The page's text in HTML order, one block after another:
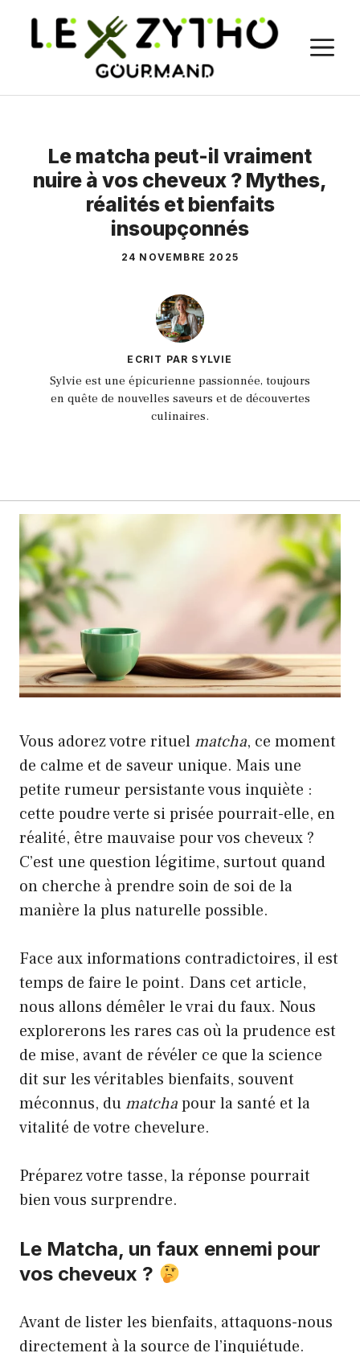
Le matcha peut-il vraiment
nuire à vos cheveux ? Mythes,
réalités et bienfaits
insoupçonnés
24 NOVEMBRE 2025
ECRIT PAR SYLVIE
Sylvie est une épicurienne passionnée, toujours
en quête de nouvelles saveurs et de découvertes
culinaires.
Vous adorez votre rituelmatcha, ce moment
de calme et de saveur unique. Mais une
petite rumeur persistante vous inquiète :
cette poudre verte si prisée pourrait-elle, en
réalité, être mauvaise pour vos cheveux ?
C’est une question légitime, surtout quand
on cherche à prendre soin de soi de la
manière la plus naturelle possible.
Face aux informations contradictoires, il est
temps de faire le point. Dans cet article,
nous allons démêler le vrai du faux. Nous
explorerons les rares cas où la prudence est
de mise, avant de révéler ce que la science
dit sur les véritables bienfaits, souvent
méconnus, dumatchapour la santé et la
vitalité de votre chevelure.
Préparez votre tasse, la réponse pourrait
bien vous surprendre.
Le Matcha, un faux ennemi pour
vos cheveux ?
Avant de lister les bienfaits, attaquons-nous
directement à la source de l’inquiétude.